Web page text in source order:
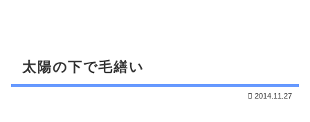
太陽の下で毛繕い
2014.11.27